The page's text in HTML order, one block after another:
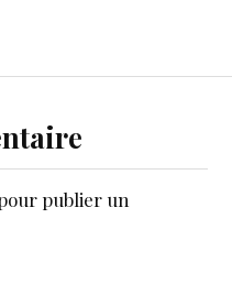
publier un